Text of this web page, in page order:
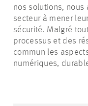
nos solutions, nous
secteur à mener
sécurité. Malgré
processus et des
commun les
numériques,